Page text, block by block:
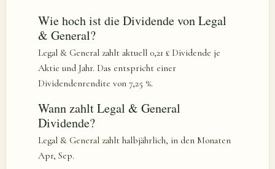
Wie hoch ist die Dividende von Legal
& General?
Legal & General zahlt aktuell 0,21 £ Dividende je
Aktie und Jahr. Das entspricht einer
Dividendenrendite von 7,25 %.
Wann zahlt Legal & General
Dividende?
Legal & General zahlt halbjährlich, in den Monaten
Apr, Sep.